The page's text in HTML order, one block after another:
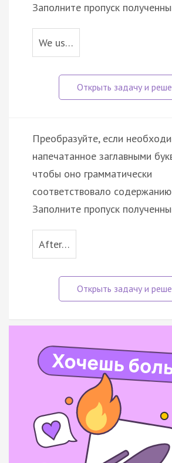
Заполните пропуск
We us…
Преобразуйте, если
напечатанное заглавными
чтобы оно грамматически
соответствовало содержанию
Заполните пропуск
After…